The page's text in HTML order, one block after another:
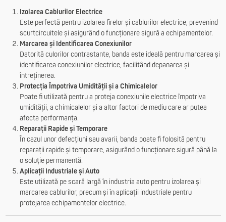
Izolarea Cablurilor Electrice
Este perfectă pentru izolarea firelor și cablurilor electrice, prevenind
scurtcircuitele și asigurând o funcționare sigură a echipamentelor.
Marcarea și Identificarea Conexiunilor
Datorită culorilor contrastante, banda este ideală pentru marcarea și
identificarea conexiunilor electrice, facilitând depanarea și
întreținerea.
Protecția Împotriva Umidității și a Chimicalelor
Poate fi utilizată pentru a proteja conexiunile electrice împotriva
umidității, a chimicalelor și a altor factori de mediu care ar putea
afecta performanța.
Reparații Rapide și Temporare
În cazul unor defecțiuni sau avarii, banda poate fi folosită pentru
reparații rapide și temporare, asigurând o funcționare sigură până la
o soluție permanentă.
Aplicații Industriale și Auto
Este utilizată pe scară largă în industria auto pentru izolarea și
marcarea cablurilor, precum și în aplicații industriale pentru
protejarea echipamentelor electrice.